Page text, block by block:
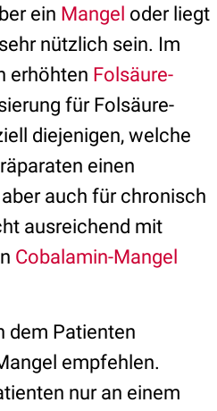
ein Mangel oder liegt
nützlich sein. Im
erhöhten Folsäure-
für Folsäure-
diejenigen, welche
einen
auch für chronisch
ausreichend mit
Cobalamin-Mangel
dem Patienten
empfehlen.
nur an einem